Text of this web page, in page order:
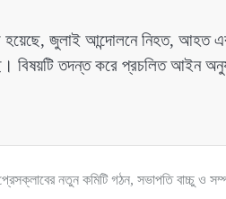
জুলাই আন্দোলনে নিহত, আহত
বিষয়টি তদন্ত করে প্রচলিত আইন
প্রেসক্লাবের নতুন কমিটি গঠন, সভাপতি বাচ্চু ও